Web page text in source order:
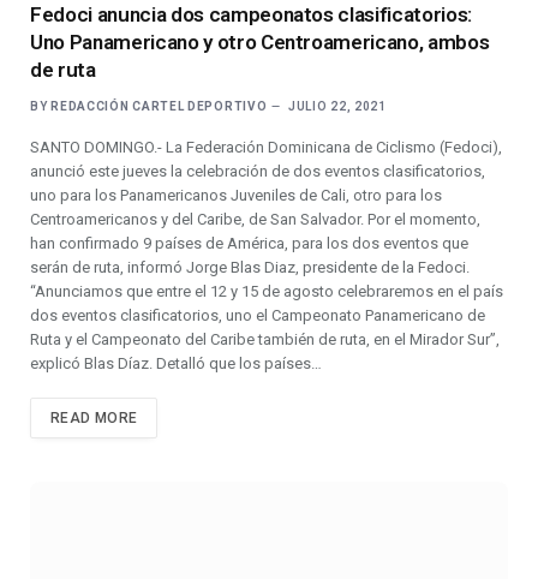
Fedoci anuncia dos campeonatos clasificatorios:
Uno Panamericano y otro Centroamericano, ambos
de ruta
BY REDACCIÓN CARTEL DEPORTIVO JULIO 22, 2021
SANTO DOMINGO.- La Federación Dominicana de Ciclismo (Fedoci),
anunció este jueves la celebración de dos eventos clasificatorios,
uno para los Panamericanos Juveniles de Cali, otro para los
Centroamericanos y del Caribe, de San Salvador. Por el momento,
han confirmado 9 países de América, para los dos eventos que
serán de ruta, informó Jorge Blas Diaz, presidente de la Fedoci.
“Anunciamos que entre el 12 y 15 de agosto celebraremos en el país
dos eventos clasificatorios, uno el Campeonato Panamericano de
Ruta y el Campeonato del Caribe también de ruta, en el Mirador Sur”,
explicó Blas Díaz. Detalló que los países…
READ MORE